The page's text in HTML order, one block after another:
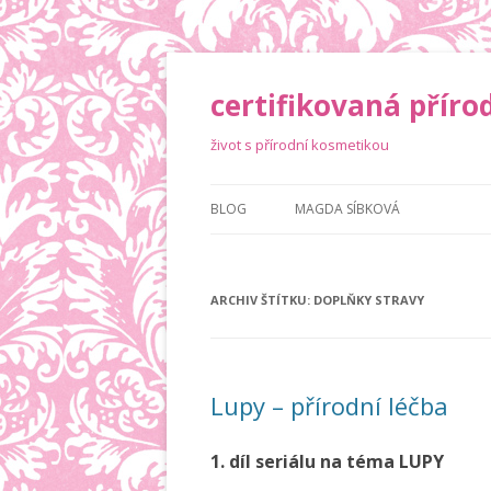
certifikovaná
život s přírodní kosmetikou
BLOG MAGDA SÍBKOVÁ
ARCHIV ŠTÍTKU: DOPLŇKY STRAVY
Lupy – přírodní léčba
1. díl seriálu na téma LUPY